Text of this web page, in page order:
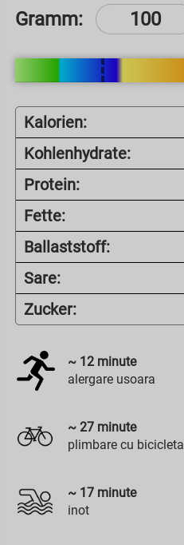
Gramm:
Kalorien:
Kohlenhydrate:
Protein:
Fette:
Ballaststoff:
Sare:
Zucker:
~ 12 minute
alergare usoara
~ 27 minute
plimbare cu bicicleta
~ 17 minute
inot